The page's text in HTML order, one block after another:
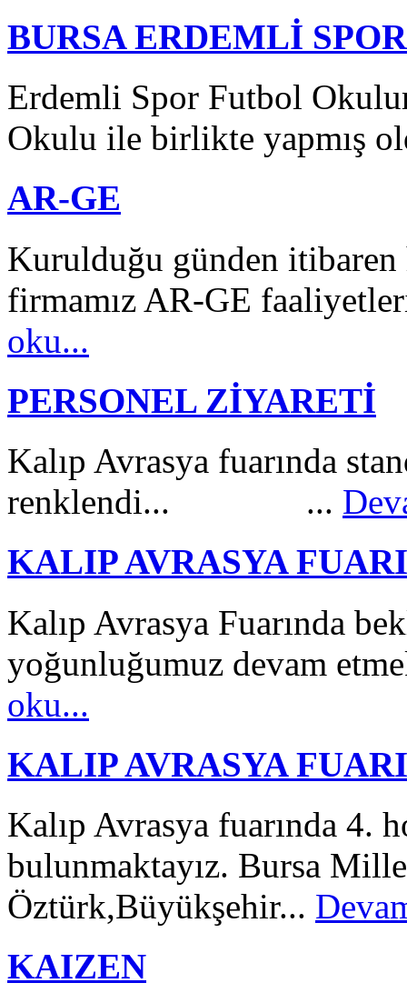
BURSA ERDEMLİ
Erdemli Spor Futbol
Okulu ile birlikte yapmış
AR-GE
Kurulduğu günden
firmamız AR-GE
oku...
PERSONEL ZİYARETİ
Kalıp Avrasya fuarında
renklendi... ...
KALIP AVRASYA
Kalıp Avrasya Fuarında
yoğunluğumuz devam
oku...
KALIP AVRASYA FUARI
Kalıp Avrasya fuarında 4.
bulunmaktayız. Bursa
Öztürk,Büyükşehir...
KAIZEN